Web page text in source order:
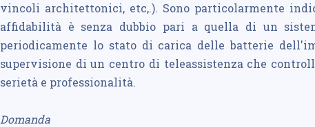
vincoli architettonici, etc,.). Sono particolarmente
affidabilità è senza dubbio pari a quella di un
periodicamente lo stato di carica delle batterie
supervisione di un centro di teleassistenza che
serietà e professionalità.
Domanda